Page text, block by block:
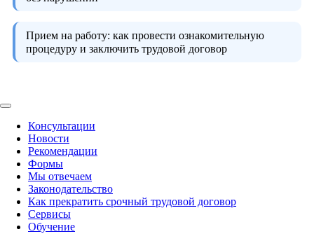
Прием на работу: как провести ознакомительную
процедуру и заключить трудовой договор
Консультации
Новости
Рекомендации
Формы
Мы отвечаем
Законодательство
Как прекратить срочный трудовой договор
Сервисы
Обучение